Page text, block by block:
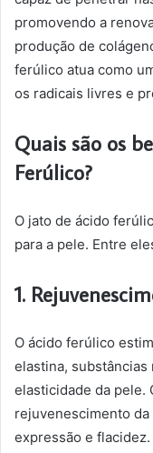
promovendo a
produção de
ferúlico atua como
os radicais livres e
Quais são os
Ferúlico?
O jato de ácido
para a pele. Entre
1.
O ácido ferúlico
elastina,
elasticidade da pele.
rejuvenescimento
expressão e flacidez.